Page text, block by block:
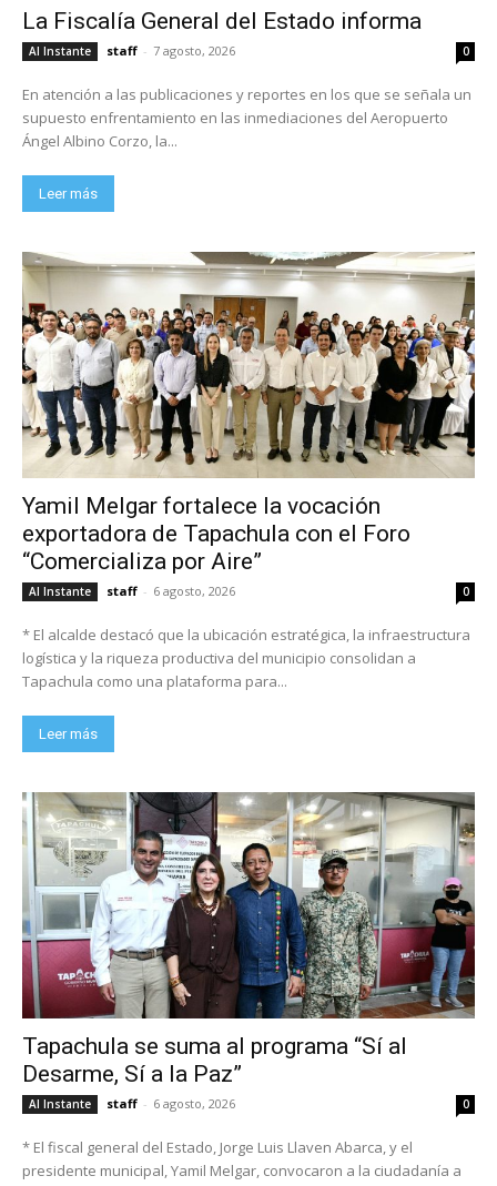
La Fiscalía General del Estado informa
Al Instante staff - 7 agosto, 2026 0
En atención a las publicaciones y reportes en los que se señala un
supuesto enfrentamiento en las inmediaciones del Aeropuerto
Ángel Albino Corzo, la...
Leer más
Yamil Melgar fortalece la vocación
exportadora de Tapachula con el Foro
“Comercializa por Aire”
Al Instante staff - 6 agosto, 2026 0
* El alcalde destacó que la ubicación estratégica, la infraestructura
logística y la riqueza productiva del municipio consolidan a
Tapachula como una plataforma para...
Leer más
Tapachula se suma al programa “Sí al
Desarme, Sí a la Paz”
Al Instante staff - 6 agosto, 2026 0
* El fiscal general del Estado, Jorge Luis Llaven Abarca, y el
presidente municipal, Yamil Melgar, convocaron a la ciudadanía a